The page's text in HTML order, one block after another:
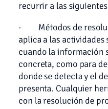
recurrir a las
· Métodos de
aplica a las
cuando la información
concreta, como para
donde se detecta y el
presenta. Cualquier
con la resolución de